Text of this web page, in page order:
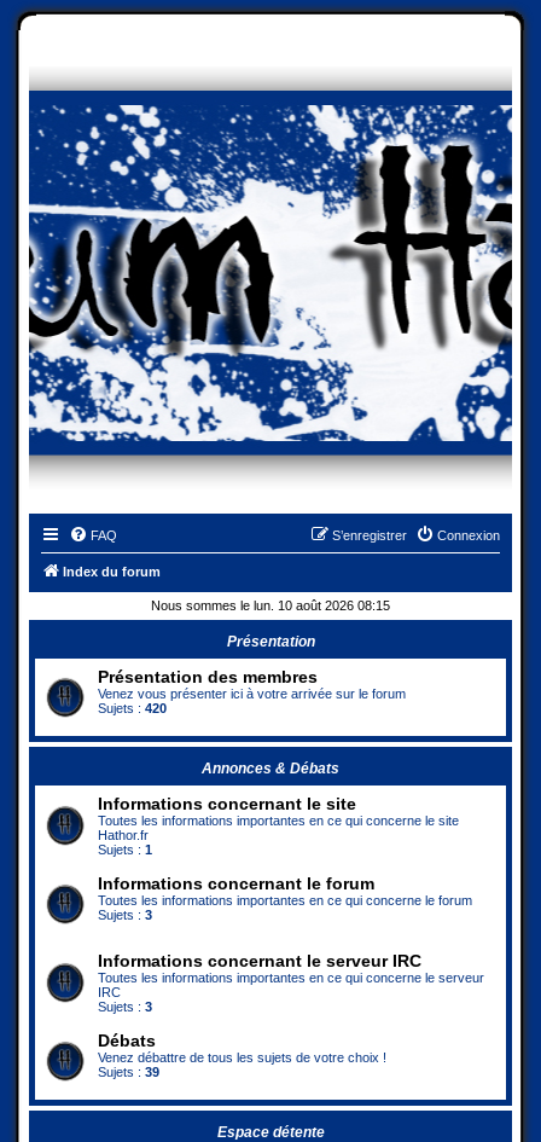
FAQ Connexion
S’enregistrer
Index du forum
Nous sommes le lun. 10 août 2026 08:15
Présentation
Présentation des membres
Venez vous présenter ici à votre arrivée sur le forum
Sujets : 420
Annonces & Débats
Informations concernant le site
Toutes les informations importantes en ce qui concerne le site
Hathor.fr
Sujets : 1
Informations concernant le forum
Toutes les informations importantes en ce qui concerne le forum
Sujets : 3
Informations concernant le serveur IRC
Toutes les informations importantes en ce qui concerne le serveur
IRC
Sujets : 3
Débats
Venez débattre de tous les sujets de votre choix !
Sujets : 39
Espace détente